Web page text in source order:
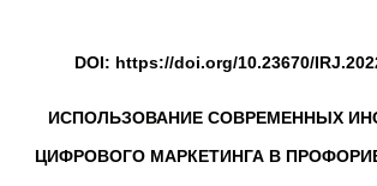
DOI: https://doi.org/10.23670/
ИСПОЛЬЗОВАНИЕ СОВРЕМЕННЫХ
ЦИФРОВОГО МАРКЕТИНГА В